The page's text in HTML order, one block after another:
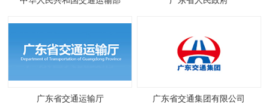
广东省交通运输厅 广东省交通集团有限公司